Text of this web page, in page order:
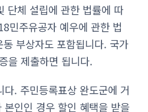
단체 설립에 관한 법률에 따
민주유공자 예우에 관한 법
부상자도 포함됩니다. 국가
을 제출하면 됩니다.
다. 주민등록표상 완도군에 거
본인인 경우 할인 혜택을 받을